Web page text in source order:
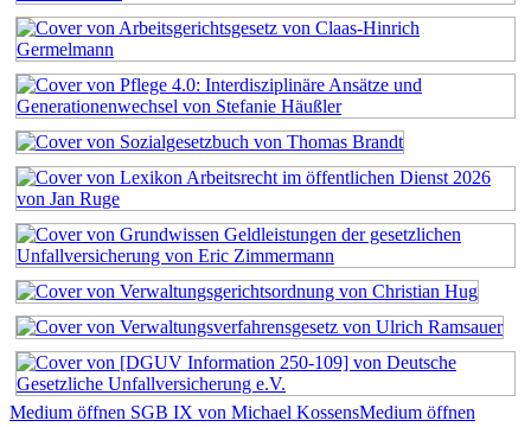
Medium öffnen SGB IX von Michael KossensMedium öffnen